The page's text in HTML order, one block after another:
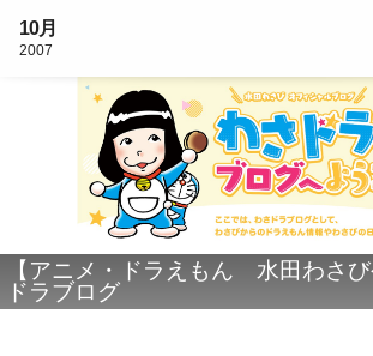
10月
2007
【アニメ・ドラえもん 水田わさ
ドラブログ